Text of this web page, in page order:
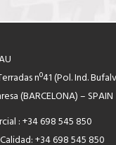
nº41 (Pol. Ind.
(BARCELONA) – SPAIN
: +34 698 545 850
+34 698 545 850